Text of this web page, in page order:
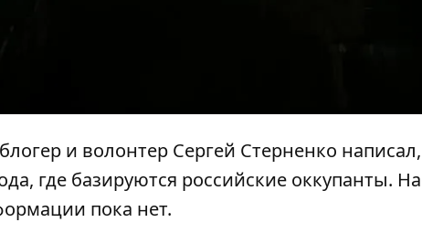
и волонтер Сергей Стерненко
где базируются российские оккупанты.
пока нет.